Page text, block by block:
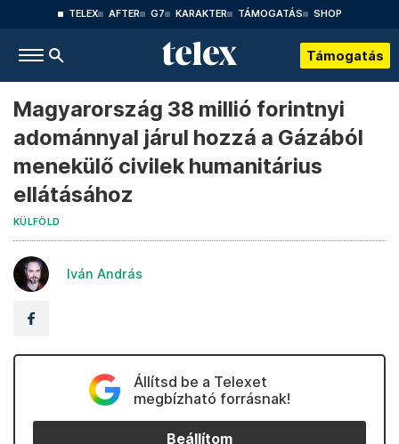
TELEX AFTER G7 KARAKTER TÁMOGATÁS SHOP
Támogatás
Magyarország 38 millió forintnyi
adománnyal járul hozzá a Gázából
menekülő civilek humanitárius
ellátásához
KÜLFÖLD
Iván András
Állítsd be a Telexet
megbízható forrásnak!
Beállítom